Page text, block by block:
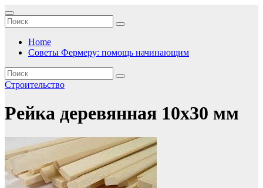
Перейти
к
содержимому
Home
Советы Фермеру: помощь начинающим
Строительство
Рейка деревянная 10х30 мм